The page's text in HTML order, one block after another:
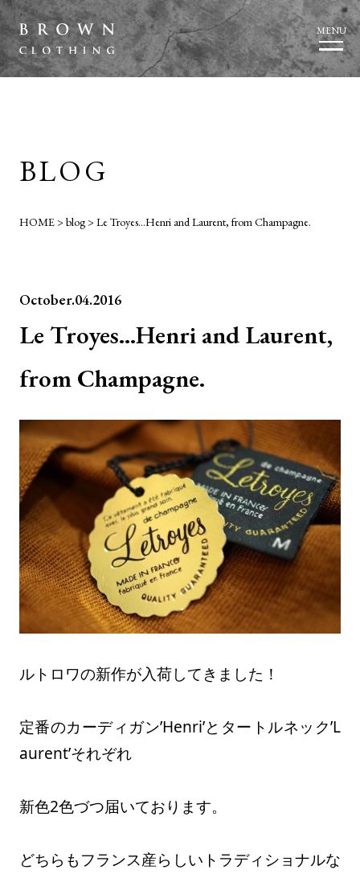
MENU
BLOG
HOME>blog>Le Troyes…Henri and Laurent, from Champagne.
October.04.2016
Le Troyes…Henri and Laurent,
from Champagne.
ルトロワの新作が入荷してきました！
定番のカーディガン’Henri’とタートルネック’L
aurent’それぞれ
新色2色づつ届いております。
どちらもフランス産らしいトラディショナルな